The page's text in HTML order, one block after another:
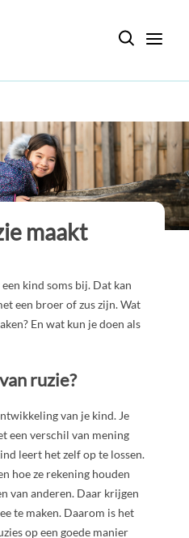
maakt
kind soms bij. Dat kan
een broer of zus zijn. Wat
En wat kun je doen als
ruzie?
van je kind. Je
een verschil van mening
leert het zelf op te lossen.
hoe ze rekening houden
van anderen. Daar krijgen
te maken. Daarom is het
op een goede manier